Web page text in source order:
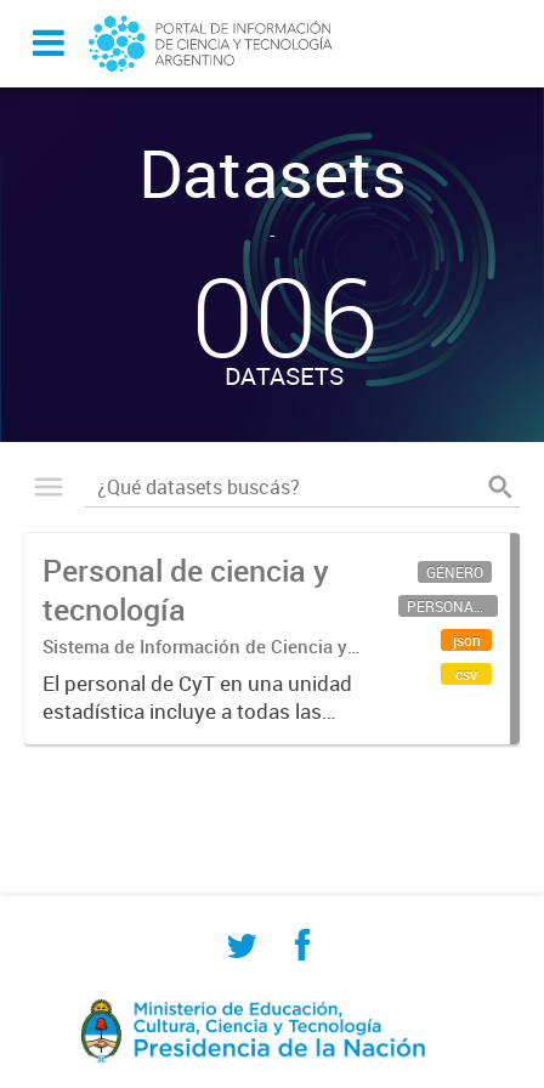
Datasets
-
006
DATASETS
Personal de ciencia y
tecnología
Sistema de Información de Ciencia y
Tecnología Argentino (SICYTAR)
El personal de CyT en una unidad
estadística incluye a todas las
personas involucradas
GÉNERO
PERSONAL CIENTÍFICO-TECNOLÓGICO
json
csv